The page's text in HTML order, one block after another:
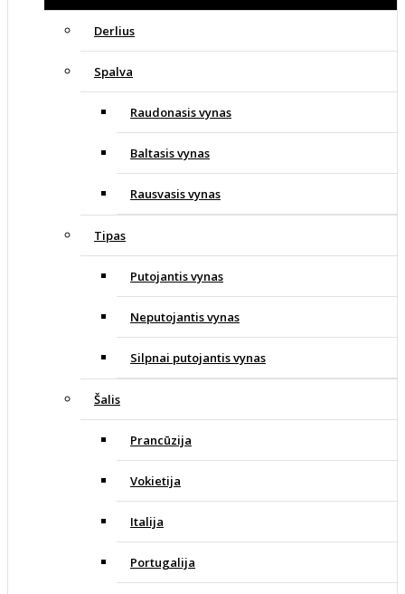
Derlius
Spalva
Raudonasis vynas
Baltasis vynas
Rausvasis vynas
Tipas
Putojantis vynas
Neputojantis vynas
Silpnai putojantis vynas
Šalis
Prancūzija
Vokietija
Italija
Portugalija